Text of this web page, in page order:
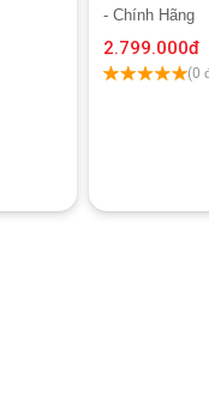
- Chính Hãng
2.799.000đ
(0